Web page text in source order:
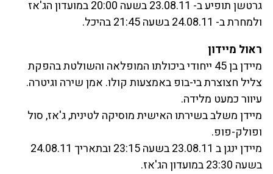
גרטשן תופיע ב- 23.08.11 בשעה 20:00 במועדון הג'אז
ולמחרת ב- 24.08.11 בשעה 21:45 בהיכל.
ראול מיידון
מיידן בן 45 ייחודי ביכולתו המופלאה והשולטת בהפקת
צליל חצוצרת בי-בופ באמצעות קולו. אמן שירה וגיטרה.
עיוור כמעט מלידה.
מיידן משלב בשירתו האישית מוסיקה לטינית, ג'אז, סול
ופולק-פופ.
מיידן ינגן ב 23.08.11 בשעה 23:15 ובתאריך 24.08.11
בשעה 23:30 במועדון הג'אז.